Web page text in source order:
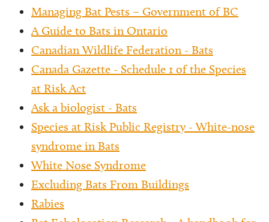
Managing Bat Pests – Government of BC
A Guide to Bats in Ontario
Canadian Wildlife Federation - Bats
Canada Gazette - Schedule 1 of the Species
at Risk Act
Ask a biologist - Bats
Species at Risk Public Registry - White-nose
syndrome in Bats
White Nose Syndrome
Excluding Bats From Buildings
Rabies